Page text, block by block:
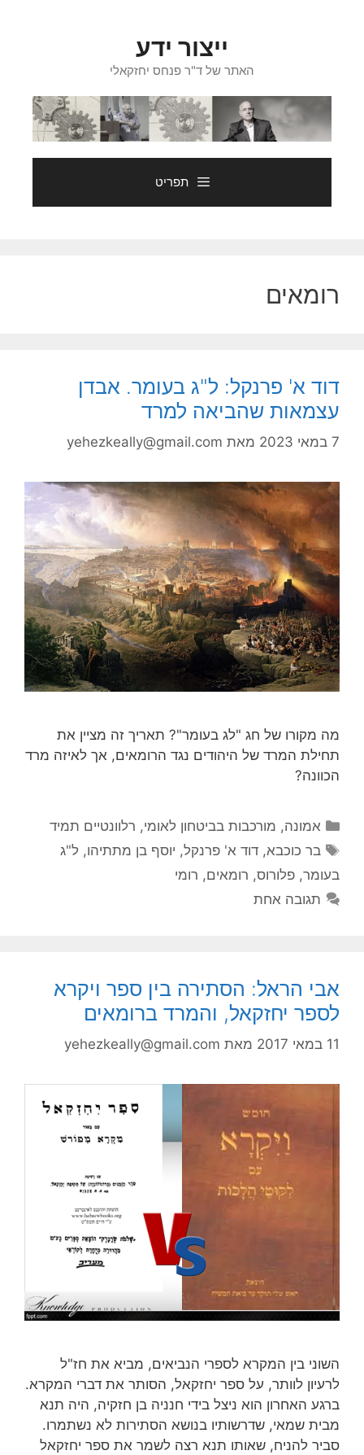
ייצור ידע
האתר של ד"ר פנחס יחזקאלי
תפריט
רומאים
דוד א' פרנקל: ל"ג בעומר. אבדן
עצמאות שהביאה למרד
7 במאי 2023 מאת yehezkeally@gmail.com
מה מקורו של חג "לג בעומר"? תאריך זה מציין את
תחילת המרד של היהודים נגד הרומאים, אך לאיזה מרד
הכוונה?
קטגוריות
אמונה, מורכבות בביטחון לאומי, רלוונטיים תמיד
תגיות
בר כוכבא,דוד א' פרנקל, יוסף בן מתתיהו, ל"ג
בעומר, פלורוס, רומאים, רומי
תגובה אחת
אבי הראל: הסתירה בין ספר ויקרא
לספר יחזקאל, והמרד ברומאים
11 במאי 2017 מאת yehezkeally@gmail.com
השוני בין המקרא לספרי הנביאים, מביא את חז"ל
לרעיון לוותר, על ספר יחזקאל, הסותר את דברי המקרא.
ברגע האחרון הוא ניצל בידי חנניה בן חזקיה, היה תנא
מבית שמאי, שדרשותיו בנושא הסתירות לא נשתמרו.
סביר להניח, שאותו תנא רצה לשמר את ספר יחזקאל